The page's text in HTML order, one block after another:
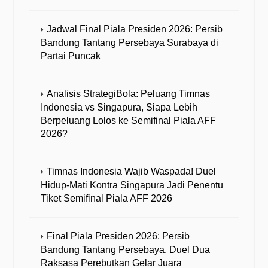
Jadwal Final Piala Presiden 2026: Persib
Bandung Tantang Persebaya Surabaya di
Partai Puncak
Analisis StrategiBola: Peluang Timnas
Indonesia vs Singapura, Siapa Lebih
Berpeluang Lolos ke Semifinal Piala AFF
2026?
Timnas Indonesia Wajib Waspada! Duel
Hidup-Mati Kontra Singapura Jadi Penentu
Tiket Semifinal Piala AFF 2026
Final Piala Presiden 2026: Persib
Bandung Tantang Persebaya, Duel Dua
Raksasa Perebutkan Gelar Juara